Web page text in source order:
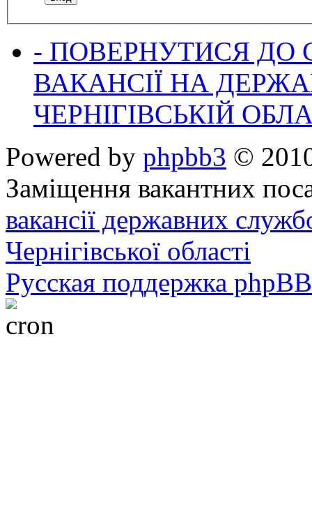
- ПОВЕРНУТИСЯ ДО
ВАКАНСІЇ НА
ЧЕРНІГІВСЬКІЙ
Powered by phpbb3 ©
Заміщення вакантних
вакансії державних
Чернігівської області
Русская поддержка phpBB